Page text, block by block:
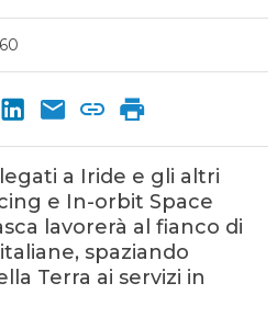
a Iride e gli altri
e In-orbit Space
lavorerà al fianco di
spaziando
Terra ai servizi in